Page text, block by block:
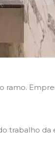
trabalho da